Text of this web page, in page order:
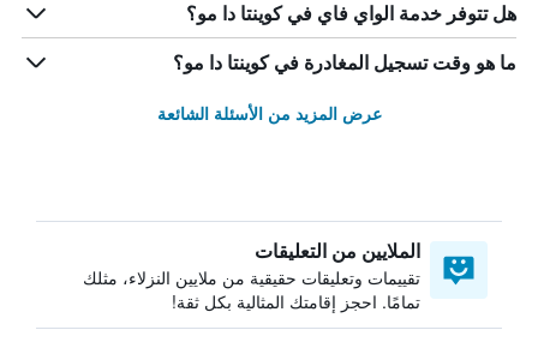
هل تتوفر خدمة الواي فاي في كوينتا دا مو؟
ما هو وقت تسجيل المغادرة في كوينتا دا مو؟
عرض المزيد من الأسئلة الشائعة
الملايين من التعليقات
تقييمات وتعليقات حقيقية من ملايين النزلاء، مثلك
تمامًا. احجز إقامتك المثالية بكل ثقة!